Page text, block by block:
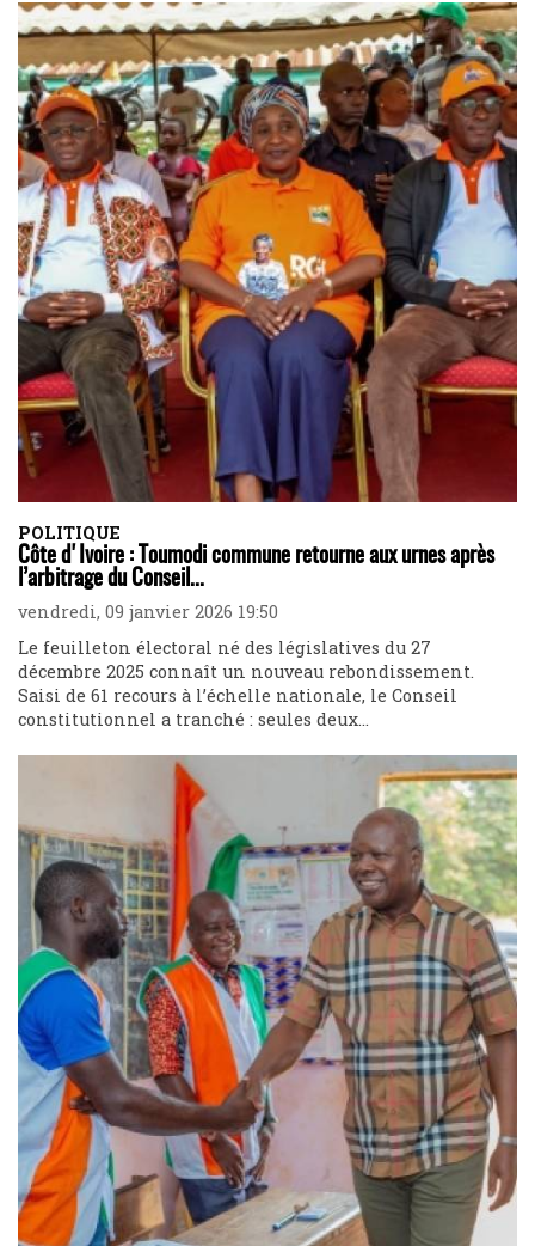
POLITIQUE
Côte d'Ivoire : Toumodi commune retourne aux urnes après
l’arbitrage du Conseil...
vendredi, 09 janvier 2026 19:50
Le feuilleton électoral né des législatives du 27
décembre 2025 connaît un nouveau rebondissement.
Saisi de 61 recours à l’échelle nationale, le Conseil
constitutionnel a tranché : seules deux...